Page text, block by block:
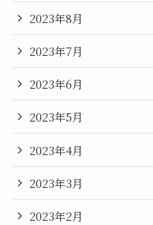
2023年8月
2023年7月
2023年6月
2023年5月
2023年4月
2023年3月
2023年2月